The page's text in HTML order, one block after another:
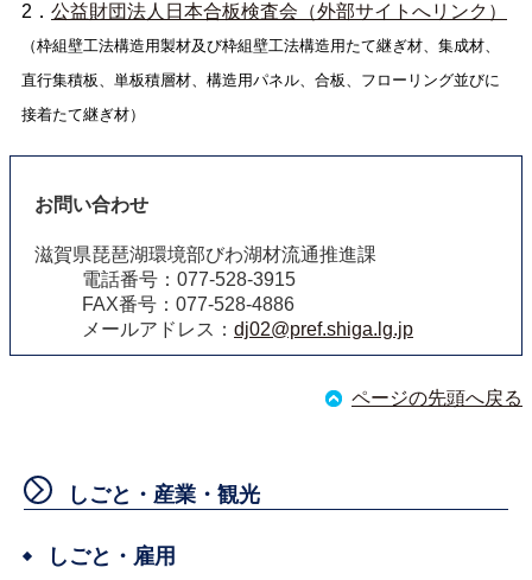
2． 公益財団法人日本合板検査会（外部サイトへリンク）
（枠組壁工法構造用製材及び枠組壁工法構造用たて継ぎ材、集成材、
直行集積板、単板積層材、構造用パネル、合板、フローリング並びに
接着たて継ぎ材）
お問い合わせ
滋賀県琵琶湖環境部びわ湖材流通推進課
電話番号：077-528-3915
FAX番号：077-528-4886
メールアドレス： dj02@pref.shiga.lg.jp
ページの先頭へ戻る
しごと・産業・観光
しごと・雇用